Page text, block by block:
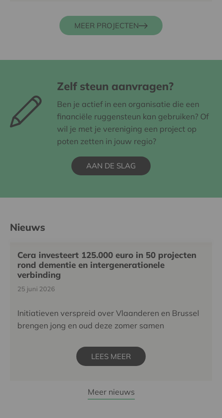
MEER PROJECTEN
Zelf steun aanvragen?
Ben je actief in een organisatie die een
financiële ruggensteun kan gebruiken? Of
wil je met je vereniging een project op
poten zetten in jouw regio?
AAN DE SLAG
Nieuws
Cera investeert 125.000 euro in 50 projecten
rond dementie en intergenerationele
verbinding
25 juni 2026
Initiatieven verspreid over Vlaanderen en Brussel
brengen jong en oud deze zomer samen
LEES MEER
Meer nieuws